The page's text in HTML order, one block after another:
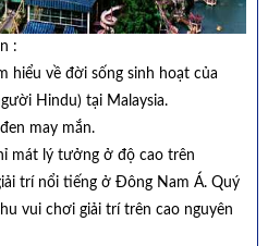
:
hiểu về đời sống sinh hoạt của
Hindu) tại Malaysia.
may mắn.
mát lý tưởng ở độ cao trên
trí nổi tiếng ở Đông Nam Á. Quý
vui chơi giải trí trên cao nguyên